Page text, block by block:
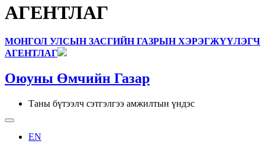
АГЕНТЛАГ
МОНГОЛ УЛСЫН ЗАСГИЙН ГАЗРЫН ХЭРЭГЖҮҮЛЭГЧ
АГЕНТЛАГ
Оюуны Өмчийн Газар
Таны бүтээлч сэтгэлгээ амжилтын үндэс
EN